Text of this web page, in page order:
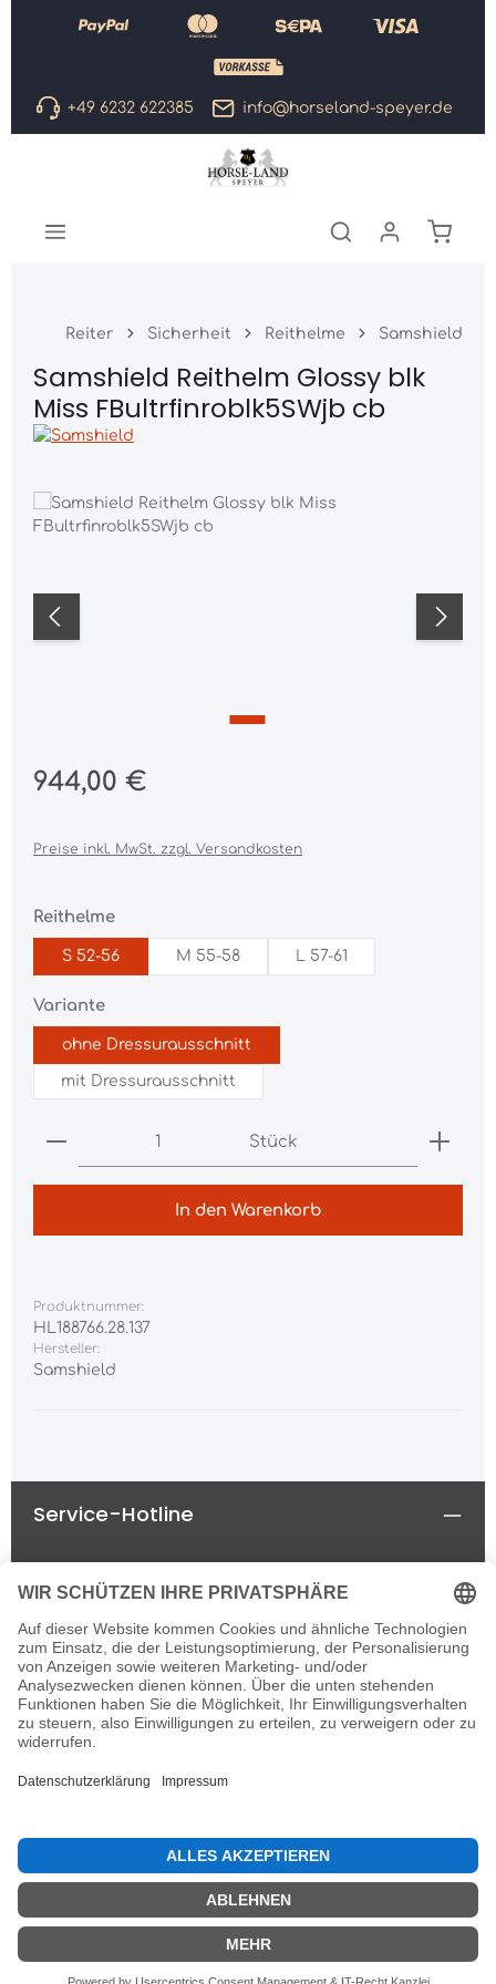
Zum Hauptinhalt springen
+49 6232 622385 info@horseland-speyer.de
Reiter Sicherheit Reithelme Samshield
Samshield Reithelm Glossy blk
Miss FBultrfinroblk5SWjb cb
Bildergalerie überspringen
Regulärer Preis:
944,00 €
Preise inkl. MwSt. zzgl. Versandkosten
Reithelmeauswählen
S 52-56 M 55-58 L 57-61
Varianteauswählen
ohne Dressurausschnitt
mit Dressurausschnitt
Produkt Anzahl: Gib den gewünschten
Stück
In den Warenkorb
Produktnummer:
HL188766.28.137
Hersteller:
Samshield
Service-Hotline
Rechtliches
Informationen
Newsletter
© 2026 horseland-speyer.de - einzelne Rechte
vorbehalten, with
byIT&MORE e.K.
Alle Preise inkl. gesetzl. Mehrwertsteuer zzgl.
Versandkostenund ggf. Nachnahmegebühren, wenn
nicht anders angegeben.